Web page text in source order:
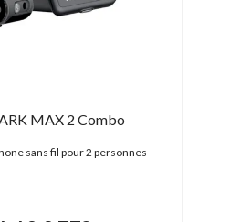
MAX 2 Combo
sans fil pour 2 personnes